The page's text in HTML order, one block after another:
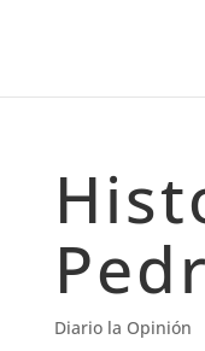
Diario la Opinión